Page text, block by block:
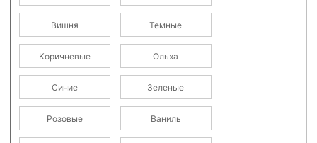
Вишня Темные
Коричневые Ольха
Синие Зеленые
Розовые Ваниль